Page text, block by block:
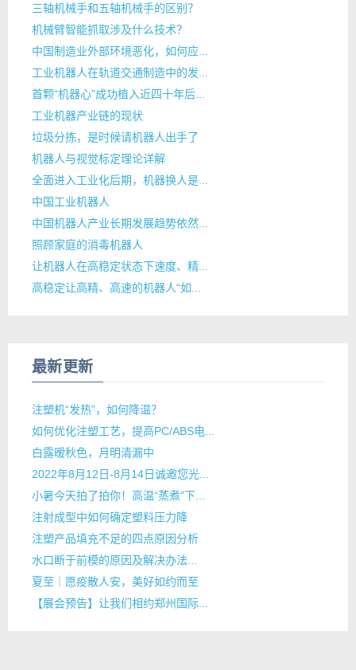
三轴机械手和五轴机械手的区别？
机械臂智能抓取涉及什么技术？
中国制造业外部环境恶化，如何应...
工业机器人在轨道交通制造中的发...
首颗“机器心”成功植入近四十年后...
工业机器产业链的现状
垃圾分拣，是时候请机器人出手了
机器人与视觉标定理论详解
全面进入工业化后期，机器换人是...
中国工业机器人
中国机器人产业长期发展趋势依然...
照顾家庭的消毒机器人
让机器人在高稳定状态下速度、精...
高稳定让高精、高速的机器人“如...
最新更新
注塑机“发热”，如何降温？
如何优化注塑工艺，提高PC/ABS电...
白露暧秋色，月明清漏中
2022年8月12日-8月14日诚邀您光...
小暑今天拍了拍你！高温“蒸煮”下...
注射成型中如何确定塑料压力降
注塑产品填充不足的四点原因分析
水口断于前模的原因及解决办法...
夏至｜愿疫散人安，美好如约而至
【展会预告】让我们相约郑州国际...